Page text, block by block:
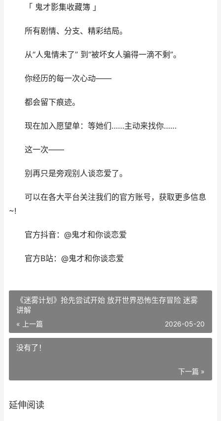
「 鬼才影集收藏簿 」
所有剧情、分支、精彩结局。
从“人鬼情未了” 到“被坏女人骗得一滴不剩”。
你经历的每一次心动——
都会留下痕迹。
现在加入愿望单：等她们……主动来找你……
这一次——
别再只是旁观别人谈恋爱了。
可以在各大平台关注我们的官方账号，获取更多信息
~!
官方抖音：@鬼才和你谈恋爱
官方B站：@鬼才和你谈恋爱
《迷雾计划》抢先尝试开始 放开世界恐怖生存冒险 迷雾
讲解
« 上一篇 2026-05-20
没有了！
下一篇 »
延伸阅读